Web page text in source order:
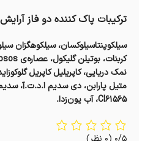
ترکیبات پاک کننده دو فاز
سیلکوپنتاسیلوکسان، سیلکوهگزان
نمک دریایی، کاپریلیل کاپریل
CI۶۱۵۶۵، آب یون‌زدا.